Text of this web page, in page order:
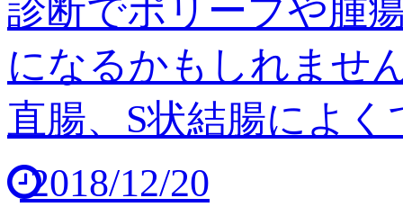
診断でポリープや腫
になるかもしれませ
直腸、S状結腸によ
2018/12/20